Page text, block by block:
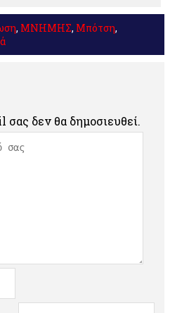
, ΜΝΗΜΗΣ, Μπότση,
δεν θα δημοσιευθεί.